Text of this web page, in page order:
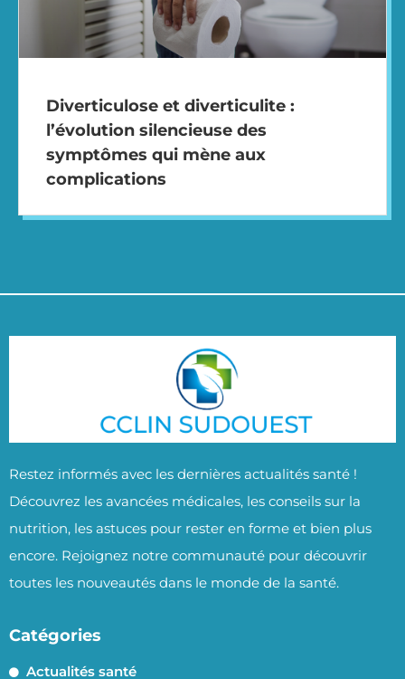
Diverticulose et diverticulite :
l’évolution silencieuse des
symptômes qui mène aux
complications
Restez informés avec les dernières actualités santé !
Découvrez les avancées médicales, les conseils sur la
nutrition, les astuces pour rester en forme et bien plus
encore. Rejoignez notre communauté pour découvrir
toutes les nouveautés dans le monde de la santé.
Catégories
Actualités santé